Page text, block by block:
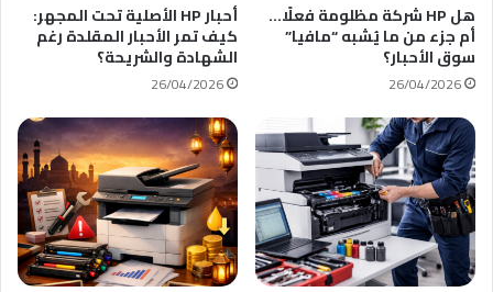
هل HP شركة مظلومة فعلًا…
أم جزء من ما يُشبه “مافيا”
سوق الأحبار؟
26/04/2026
أحبار HP الأصلية تحت المجهر:
كيف تمر الأحبار المقلدة رغم
الشهادة والشريحة؟
26/04/2026